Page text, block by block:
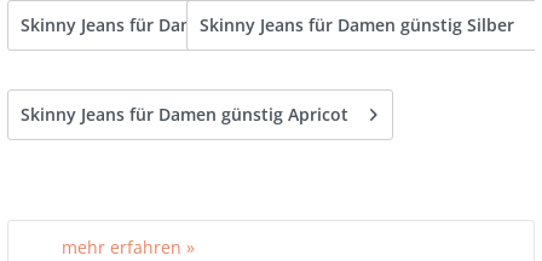
Skinny Jeans für Damen günstig TürkisSkinny Jeans für Damen günstig Silber
Skinny Jeans für Damen günstig Apricot
mehr erfahren »